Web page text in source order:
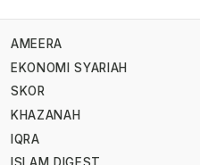
AMEERA
EKONOMI SYARIAH
SKOR
KHAZANAH
IQRA